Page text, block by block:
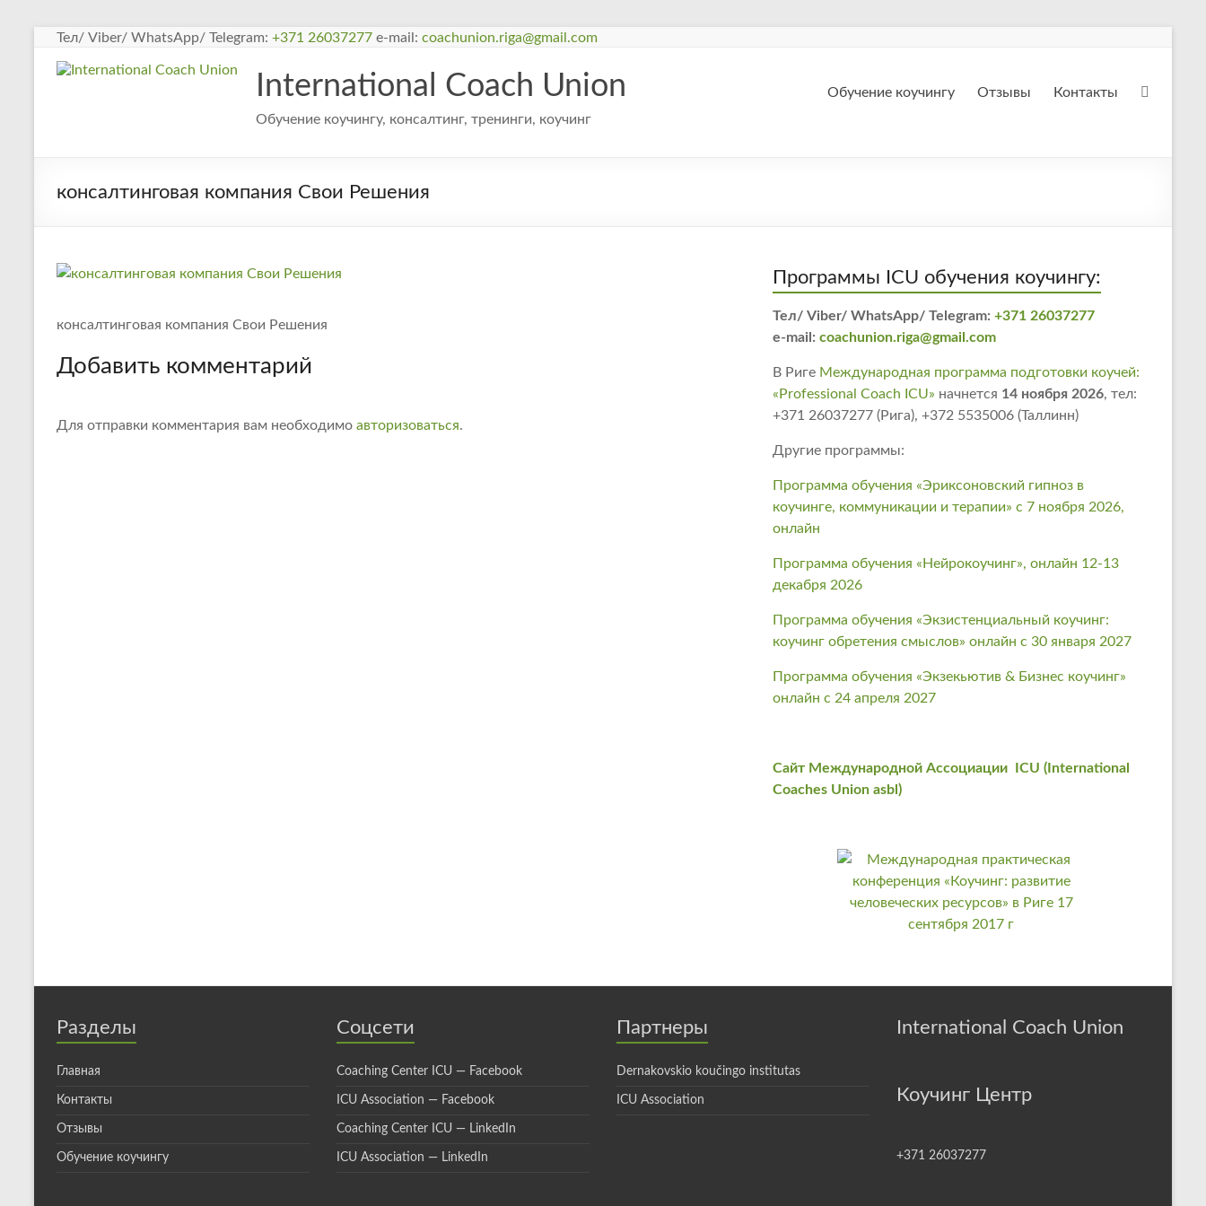
Перейти
содержимому
Тел/ Viber/ WhatsApp/ Telegram: +371 26037277 e-mail: coachunion.riga@gmail.com
International Coach Union
Обучение коучингу, консалтинг, тренинги, коучинг
Обучение коучингу Отзывы Контакты
консалтинговая компания Свои Решения
консалтинговая компания Свои Решения
Добавить комментарий
Для отправки комментария вам необходимо авторизоваться.
Программы ICU обучения коучингу:
Тел/ Viber/ WhatsApp/ Telegram: +371 26037277
e-mail: coachunion.riga@gmail.com
В Риге Международная программа подготовки коучей:
«Professional Coach ICU» начнется 14 ноября 2026, тел:
+371 26037277 (Рига), +372 5535006 (Таллинн)
Другие программы:
Программа обучения «Эриксоновский гипноз в
коучинге, коммуникации и терапии» с 7 ноября 2026,
онлайн
Программа обучения «Нейрокоучинг», онлайн 12-13
декабря 2026
Программа обучения «Экзистенциальный коучинг:
коучинг обретения смыслов» онлайн с 30 января 2027
Программа обучения «Экзекьютив & Бизнес коучинг»
онлайн с 24 апреля 2027
Сайт Международной Ассоциации ICU (International
Coaches Union asbl)
Разделы
Главная
Контакты
Отзывы
Обучение коучингу
Соцсети
Coaching Center ICU — Facebook
ICU Association — Facebook
Coaching Center ICU — LinkedIn
ICU Association — LinkedIn
Партнеры
Dernakovskio koučingo institutas
ICU Association
International Coach Union
Коучинг Центр
+371 26037277